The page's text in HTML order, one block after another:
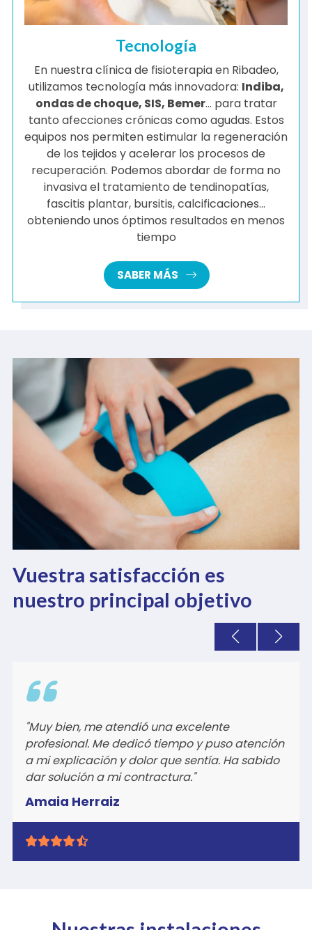
Tecnología
En nuestra clínica de fisioterapia en Ribadeo,
utilizamos tecnología más innovadora: Indiba,
ondas de choque, SIS, Bemer... para tratar
tanto afecciones crónicas como agudas. Estos
equipos nos permiten estimular la regeneración
de los tejidos y acelerar los procesos de
recuperación. Podemos abordar de forma no
invasiva el tratamiento de tendinopatías,
fascitis plantar, bursitis, calcificaciones...
obteniendo unos óptimos resultados en menos
tiempo
SABER MÁS
Vuestra satisfacción es
nuestro principal objetivo
Alejandro Medina
"Experiencia magnífica, iba como peregrino les
pregunté si podían atenderme en el momento,
me hicieron hueco y el masaje fue perfecto
súper profesional sabiendo lo que hacen, me
quedé como nuevo para poder seguir el
camino. Muchísimas gracias."